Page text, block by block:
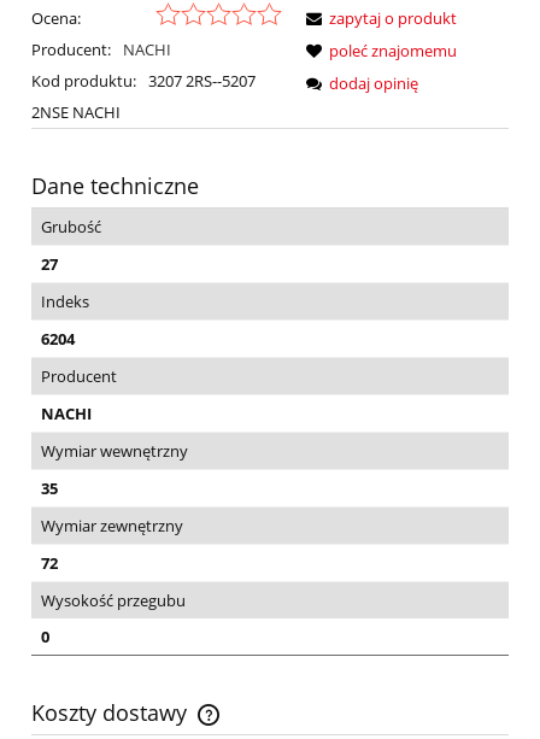
Ocena:
Producent:
NACHI
Kod produktu: 3207 2RS--5207
2NSE NACHI
zapytaj o produkt
poleć znajomemu
dodaj opinię
Dane techniczne
Grubość
27
Indeks
6204
Producent
NACHI
Wymiar wewnętrzny
35
Wymiar zewnętrzny
72
Wysokość przegubu
0
Koszty dostawy
Cena nie zawiera ewentualnych kosztów płatności